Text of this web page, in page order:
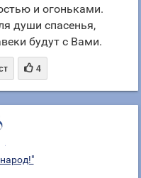
и огоньками.
души спасенья,
будут с Вами.
 4